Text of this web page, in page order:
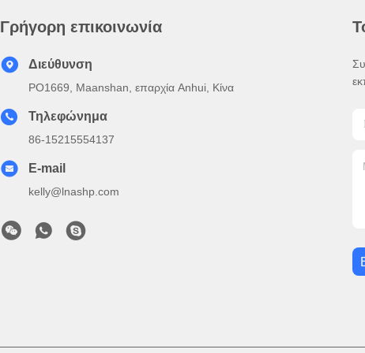
Γρήγορη επικοινωνία
Διεύθυνση
PO1669, Maanshan, επαρχία Anhui, Κίνα
Τηλεφώνημα
86-15215554137
E-mail
kelly@lnashp.com